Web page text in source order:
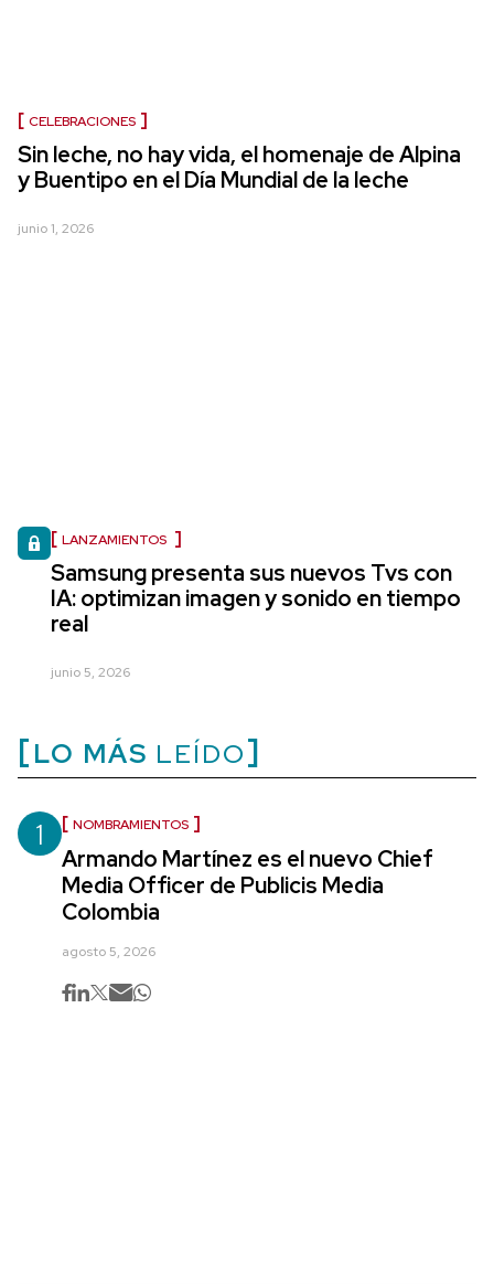
CELEBRACIONES
Sin leche, no hay vida, el homenaje de Alpina
y Buentipo en el Día Mundial de la leche
junio 1, 2026
LANZAMIENTOS
Samsung presenta sus nuevos Tvs con
IA: optimizan imagen y sonido en tiempo
real
junio 5, 2026
LO MÁS LEÍDO
1 NOMBRAMIENTOS
Armando Martínez es el nuevo Chief
Media Officer de Publicis Media
Colombia
agosto 5, 2026